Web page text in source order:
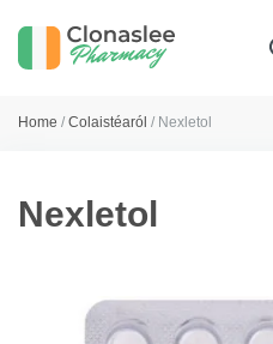
Home / Colaistéaról / Nexletol
Nexletol